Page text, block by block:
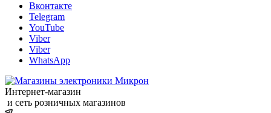
Вконтакте
Telegram
YouTube
Viber
Viber
WhatsApp
Интернет-магазин
и сеть розничных магазинов